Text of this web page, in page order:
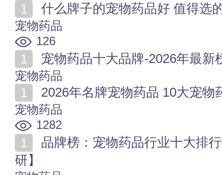
什么牌子的宠物药品好 值得选
宠物药品
126
宠物药品十大品牌-2026年最新
宠物药品
2026年名牌宠物药品 10大宠物
宠物药品
1282
研】